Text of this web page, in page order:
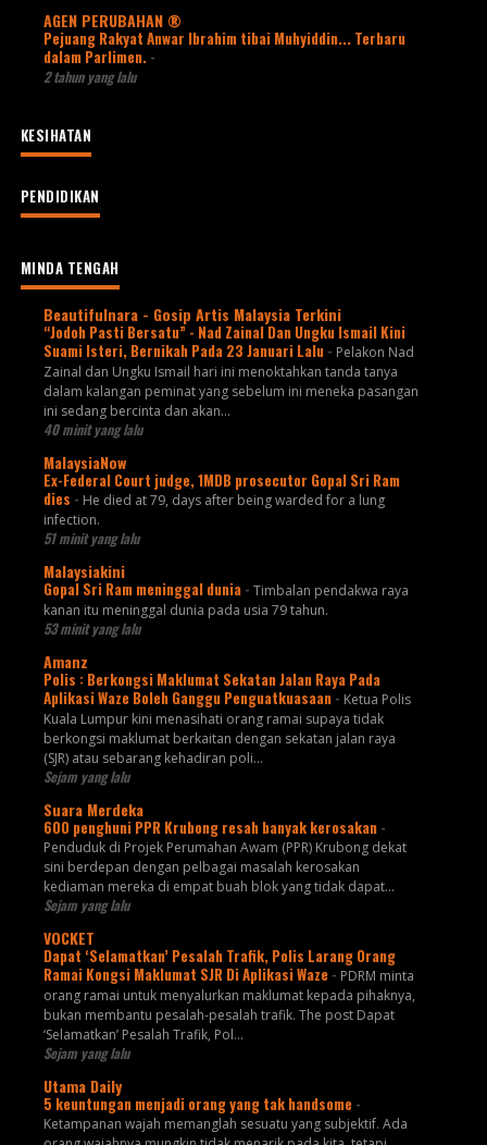
AGEN PERUBAHAN ®
Pejuang Rakyat Anwar Ibrahim tibai Muhyiddin... Terbaru
dalam Parlimen. -
2 tahun yang lalu
KESIHATAN
PENDIDIKAN
MINDA TENGAH
Beautifulnara - Gosip Artis Malaysia Terkini
“Jodoh Pasti Bersatu” - Nad Zainal Dan Ungku Ismail Kini
Suami Isteri, Bernikah Pada 23 Januari Lalu - Pelakon Nad
Zainal dan Ungku Ismail hari ini menoktahkan tanda tanya
dalam kalangan peminat yang sebelum ini meneka pasangan
ini sedang bercinta dan akan...
40 minit yang lalu
MalaysiaNow
Ex-Federal Court judge, 1MDB prosecutor Gopal Sri Ram
dies - He died at 79, days after being warded for a lung
infection.
51 minit yang lalu
Malaysiakini
Gopal Sri Ram meninggal dunia - Timbalan pendakwa raya
kanan itu meninggal dunia pada usia 79 tahun.
53 minit yang lalu
Amanz
Polis : Berkongsi Maklumat Sekatan Jalan Raya Pada
Aplikasi Waze Boleh Ganggu Penguatkuasaan - Ketua Polis
Kuala Lumpur kini menasihati orang ramai supaya tidak
berkongsi maklumat berkaitan dengan sekatan jalan raya
(SJR) atau sebarang kehadiran poli...
Sejam yang lalu
Suara Merdeka
600 penghuni PPR Krubong resah banyak kerosakan -
Penduduk di Projek Perumahan Awam (PPR) Krubong dekat
sini berdepan dengan pelbagai masalah kerosakan
kediaman mereka di empat buah blok yang tidak dapat...
Sejam yang lalu
VOCKET
Dapat ‘Selamatkan’ Pesalah Trafik, Polis Larang Orang
Ramai Kongsi Maklumat SJR Di Aplikasi Waze - PDRM minta
orang ramai untuk menyalurkan maklumat kepada pihaknya,
bukan membantu pesalah-pesalah trafik. The post Dapat
‘Selamatkan’ Pesalah Trafik, Pol...
Sejam yang lalu
Utama Daily
5 keuntungan menjadi orang yang tak handsome -
Ketampanan wajah memanglah sesuatu yang subjektif. Ada